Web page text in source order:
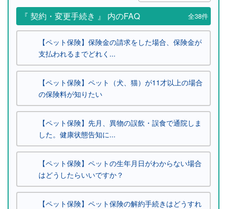
『 契約・変更手続き 』 内のFAQ
全38件
【ペット保険】保険金の請求をした場合、保険金が
支払われるまでどれく...
【ペット保険】ペット（犬、猫）が11才以上の場合
の保険料が知りたい
【ペット保険】先月、異物の誤飲・誤食で通院しま
した。健康状態告知に...
【ペット保険】ペットの生年月日がわからない場合
はどうしたらいいですか？
【ペット保険】ペット保険の解約手続きはどうすれ